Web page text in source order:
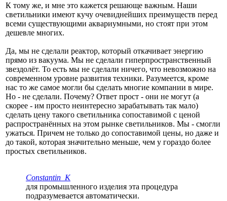
К тому же, и мне это кажется решающе важным. Наши
светильники имеют кучу очевиднейших преимуществ перед
всеми существующими аквариумными, но стоят при этом
дешевле многих.
Да, мы не сделали реактор, который откачивает энергию
прямо из вакуума. Мы не сделали гиперпространственный
звездолёт. То есть мы не сделали ничего, что невозможно на
современном уровне развития техники. Разумеется, кроме
нас то же самое могли бы сделать многие компании в мире.
Но - не сделали. Почему? Ответ прост - они не могут (а
скорее - им просто неинтересно зарабатывать так мало)
сделать цену такого светильника сопоставимой с ценой
распространённых на этом рынке светильников. Мы - смогли
ужаться. Причем не только до сопоставимой цены, но даже и
до такой, которая значительно меньше, чем у гораздо более
простых светильников.
Constantin_K
для промышленного изделия эта процедура
подразумевается автоматически.